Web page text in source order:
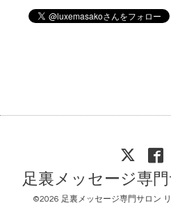
足裏メッセージ専
©2026 足裏メッセージ専門サロン